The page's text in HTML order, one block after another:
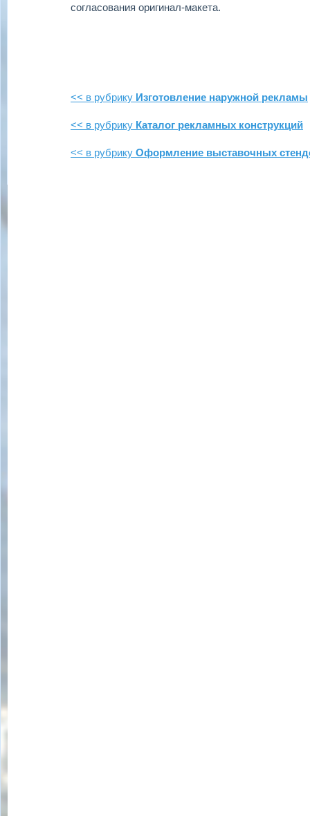
согласования оригинал-макета.
<< в рубрику Изготовление наружной рекламы
<< в рубрику Каталог рекламных конструкций
<< в рубрику Оформление выставочных